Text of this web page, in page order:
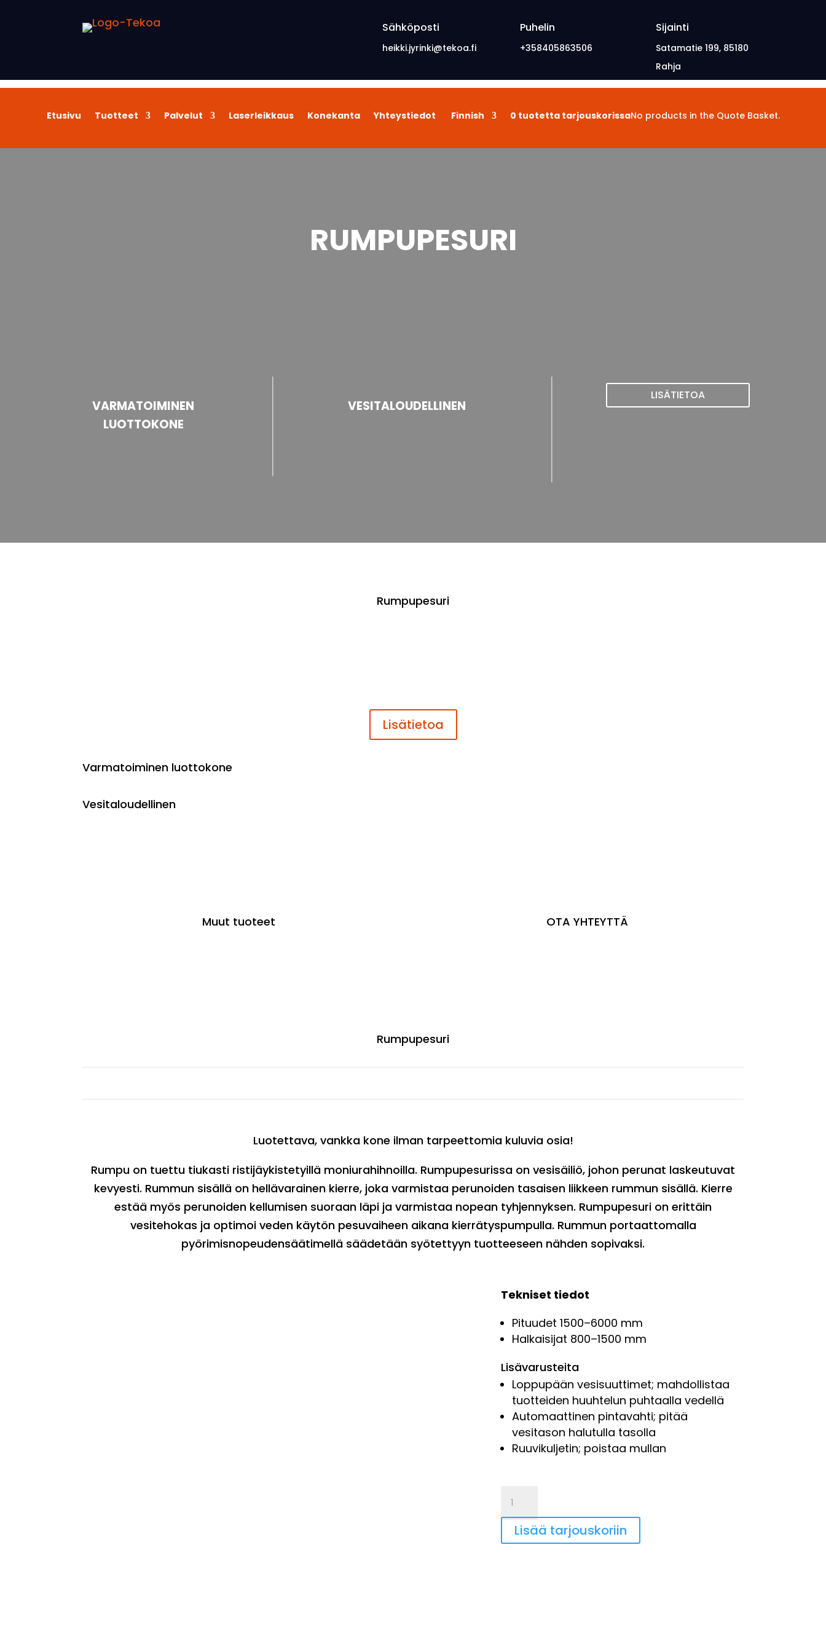
Sähköposti
heikki.jyrinki@tekoa.fi
Puhelin
+358405863506
Sijainti
Satamatie 199, 85180
Rahja
Etusivu Tuotteet Palvelut Laserleikkaus Konekanta Yhteystiedot Finnish 0 tuotetta tarjouskorissaNo products in the Quote Basket.
RUMPUPESURI
VARMATOIMINEN
LUOTTOKONE
VESITALOUDELLINEN
LISÄTIETOA
Rumpupesuri
Lisätietoa
Varmatoiminen luottokone
Vesitaloudellinen
Muut tuoteet OTA YHTEYTTÄ
Rumpupesuri
Luotettava, vankka kone ilman tarpeettomia kuluvia osia!
Rumpu on tuettu tiukasti ristijäykistetyillä moniurahihnoilla. Rumpupesurissa on vesisäiliö, johon perunat laskeutuvat
kevyesti. Rummun sisällä on hellävarainen kierre, joka varmistaa perunoiden tasaisen liikkeen rummun sisällä. Kierre
estää myös perunoiden kellumisen suoraan läpi ja varmistaa nopean tyhjennyksen. Rumpupesuri on erittäin
vesitehokas ja optimoi veden käytön pesuvaiheen aikana kierrätyspumpulla. Rummun portaattomalla
pyörimisnopeudensäätimellä säädetään syötettyyn tuotteeseen nähden sopivaksi.
Tekniset tiedot
Pituudet 1500–6000 mm
Halkaisijat 800–1500 mm
Lisävarusteita
Loppupään vesisuuttimet; mahdollistaa
tuotteiden huuhtelun puhtaalla vedellä
Automaattinen pintavahti; pitää
vesitason halutulla tasolla
Ruuvikuljetin; poistaa mullan
määrä
Lisää tarjouskoriin